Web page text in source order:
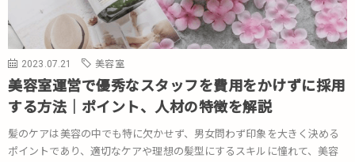
2023.07.21 美容室
美容室運営で優秀なスタッフを費用をかけずに採用
する方法｜ポイント、人材の特徴を解説
髪のケアは美容の中でも特に欠かせず、男女問わず印象を大きく決める
ポイントであり、適切なケアや理想の髪型にするスキルに憧れて、美容